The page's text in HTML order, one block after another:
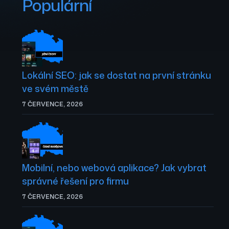
Populární
7 ČERVENCE, 2026
Lokální SEO: jak se dostat na první stránku
ve svém městě
7 ČERVENCE, 2026
Mobilní, nebo webová aplikace? Jak vybrat
správné řešení pro firmu